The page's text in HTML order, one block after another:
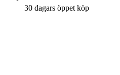
30 dagars öppet köp